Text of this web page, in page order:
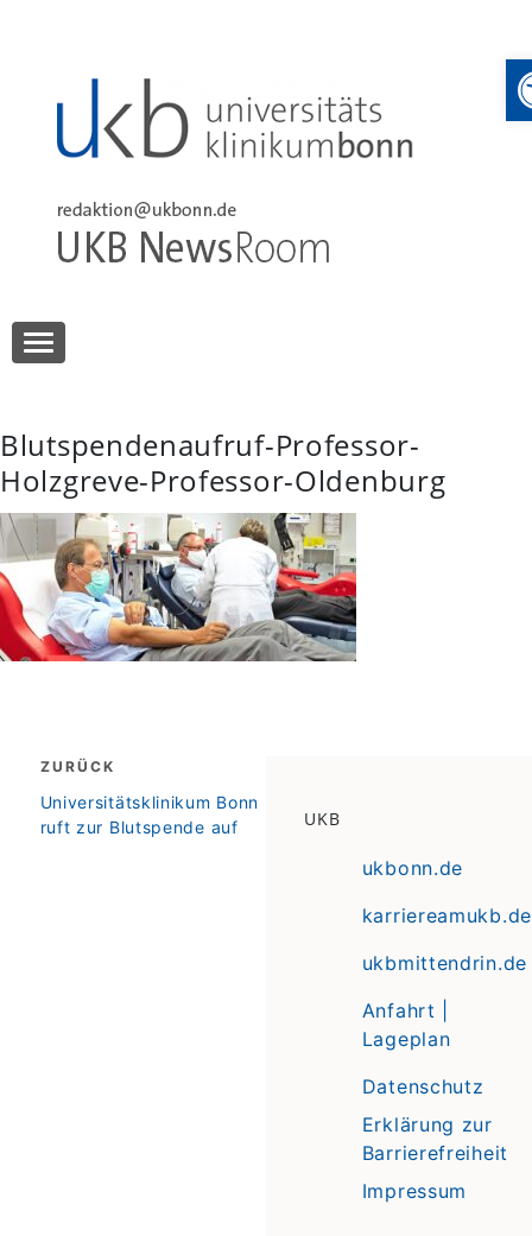
UKB NewsRoom
Blutspendenaufruf-Professor-
Holzgreve-Professor-Oldenburg
Beitragsnavigation
ZURÜCK
zurück
Universitätsklinikum Bonn
ruft zur Blutspende auf
UKB
ukbonn.de
karriereamukb.de
ukbmittendrin.de
Anfahrt |
Lageplan
Datenschutz
Erklärung zur
Barrierefreiheit
Impressum